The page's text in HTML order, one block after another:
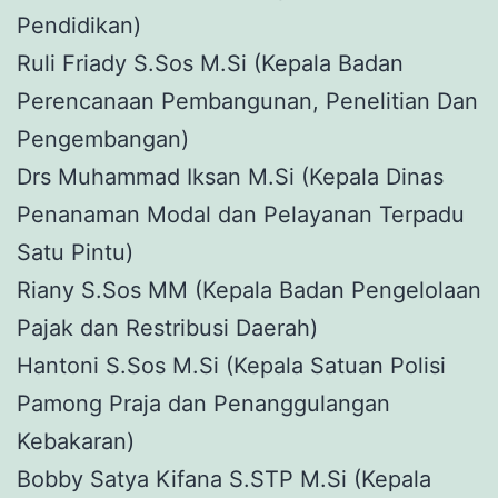
Pendidikan)
Ruli Friady S.Sos M.Si (Kepala Badan
Perencanaan Pembangunan, Penelitian Dan
Pengembangan)
Drs Muhammad Iksan M.Si (Kepala Dinas
Penanaman Modal dan Pelayanan Terpadu
Satu Pintu)
Riany S.Sos MM (Kepala Badan Pengelolaan
Pajak dan Restribusi Daerah)
Hantoni S.Sos M.Si (Kepala Satuan Polisi
Pamong Praja dan Penanggulangan
Kebakaran)
Bobby Satya Kifana S.STP M.Si (Kepala